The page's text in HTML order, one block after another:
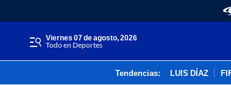
viernes 07 de agosto, 2026
Todo en Deportes
Tendencias: LUIS DÍAZ